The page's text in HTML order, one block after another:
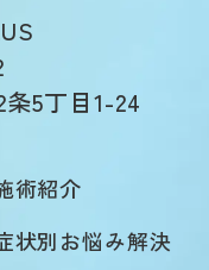
5丁目1-24
術紹介
状別お悩み解決